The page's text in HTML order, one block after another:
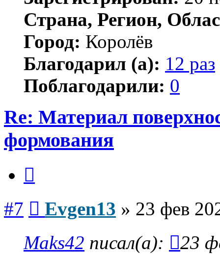
Страна, Регион,
Город: Королёв
Благодарил (а): 12 раз
Поблагодарили: 0
Re: Материал
формования
#7 Evgen13 » 23 фев
Maks42 писал(а):
23